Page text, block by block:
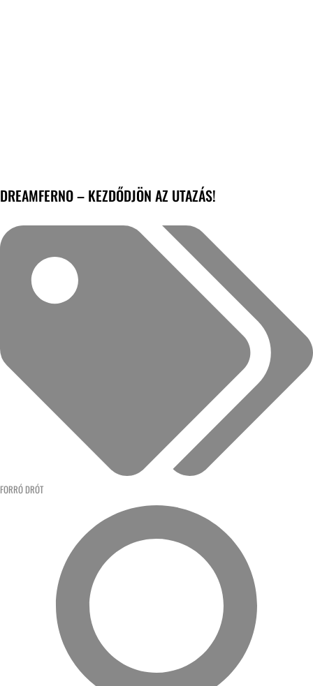
DREAMFERNO – KEZDŐDJÖN AZ UTAZÁS!
FORRÓ DRÓT